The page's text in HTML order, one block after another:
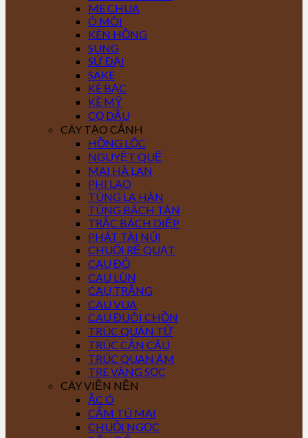
ME CHUA
Ô MÔI
KÈN HỒNG
SUNG
SỨ ĐẠI
SAKE
KÈ BẠC
KÈ MỸ
CỌ DẦU
CÂY TẠO CẢNH
HỒNG LỘC
NGUYỆT QUẾ
MAI HÀ LAN
PHI LAO
TÙNG LA HÁN
TÙNG BÁCH TÁN
TRẮC BÁCH DIỆP
PHÁT TÀI NÚI
CHUỐI RẼ QUẠT
CAU ĐỎ
CAU LÙN
CAU TRẮNG
CAU VUA
CAU ĐUÔI CHỒN
TRÚC QUÂN TỬ
TRÚC CẦN CÂU
TRÚC QUAN ÂM
TRE VÀNG SỌC
CÂY VIỀN NỀN
ẮC Ó
CẨM TÚ MAI
CHUỖI NGỌC